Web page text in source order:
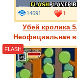
Убей кролика
Неофициальная
14691 1
FLASH